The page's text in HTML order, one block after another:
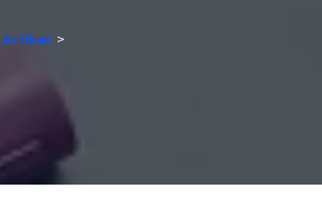
Artikel >